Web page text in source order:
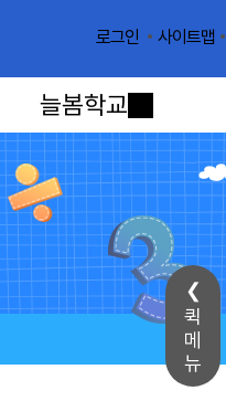
퀵
메
뉴
로그인 사이트맵
늘봄학교